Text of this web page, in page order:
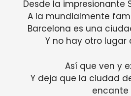
Desde la impresionante
A la mundialmente
Barcelona es una
Y no hay otro lugar
Así que ven y
Y deja que la ciudad
encante